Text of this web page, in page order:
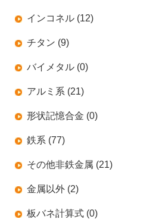
インコネル (12)
チタン (9)
バイメタル (0)
アルミ系 (21)
形状記憶合金 (0)
鉄系 (77)
その他非鉄金属 (21)
金属以外 (2)
板バネ計算式 (0)